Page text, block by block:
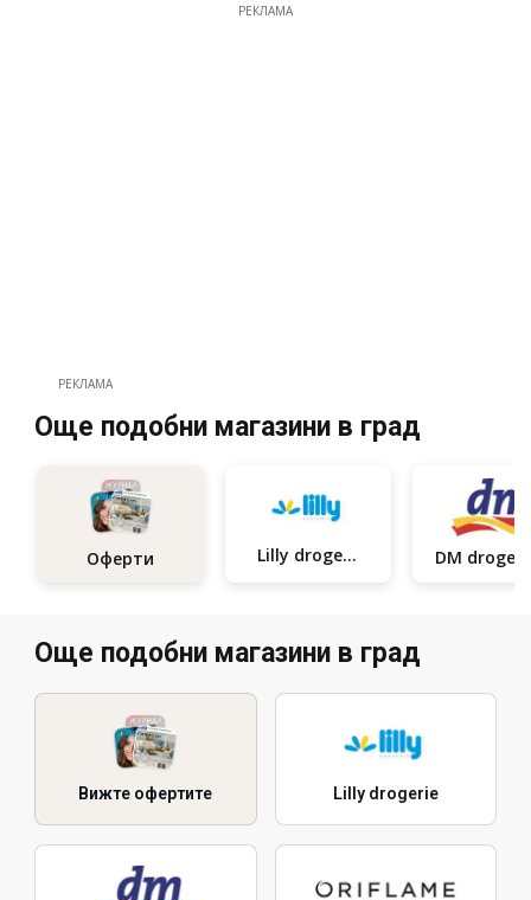
РЕКЛАМА
РЕКЛАМА
Още подобни магазини в град
Оферти Lilly drogerie
Още подобни магазини в град
Вижте офертите Lilly drogerie